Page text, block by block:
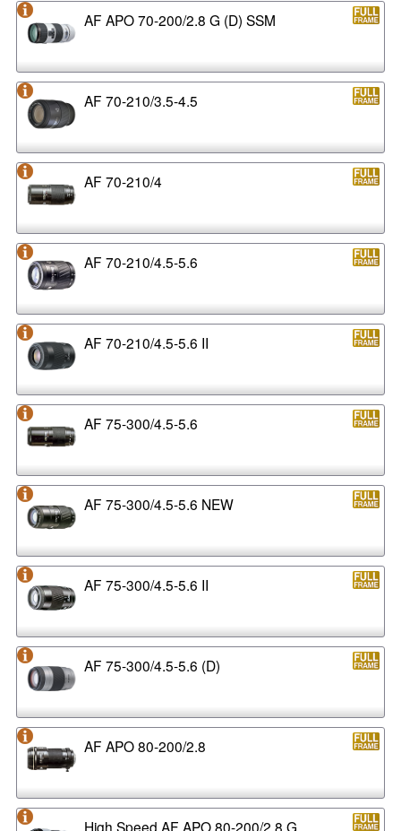
AF APO 70-200/2.8 G (D) SSM
AF 70-210/3.5-4.5
AF 70-210/4
AF 70-210/4.5-5.6
AF 70-210/4.5-5.6 II
AF 75-300/4.5-5.6
AF 75-300/4.5-5.6 NEW
AF 75-300/4.5-5.6 II
AF 75-300/4.5-5.6 (D)
AF APO 80-200/2.8
High Speed AF APO 80-200/2.8 G